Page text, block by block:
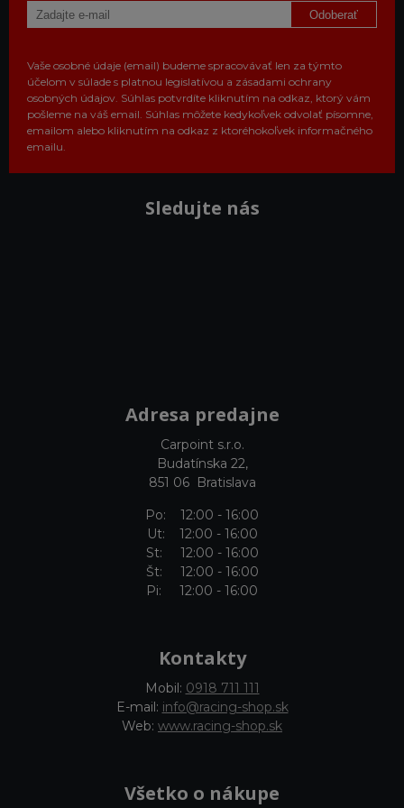
Odoberať
Vaše osobné údaje (email) budeme spracovávať len za týmto
účelom v súlade s platnou legislatívou a zásadami ochrany
osobných údajov. Súhlas potvrdíte kliknutím na odkaz, ktorý vám
pošleme na váš email. Súhlas môžete kedykoľvek odvolať písomne,
emailom alebo kliknutím na odkaz z ktoréhokoľvek informačného
emailu.
Sledujte nás
Adresa predajne
Carpoint s.r.o.
Budatínska 22,
851 06 Bratislava
Po: 12:00 - 16:00
Ut: 12:00 - 16:00
St: 12:00 - 16:00
Št: 12:00 - 16:00
Pi: 12:00 - 16:00
Kontakty
Mobil: 0918 711 111
E-mail: info@racing-shop.sk
Web: www.racing-shop.sk
Všetko o nákupe